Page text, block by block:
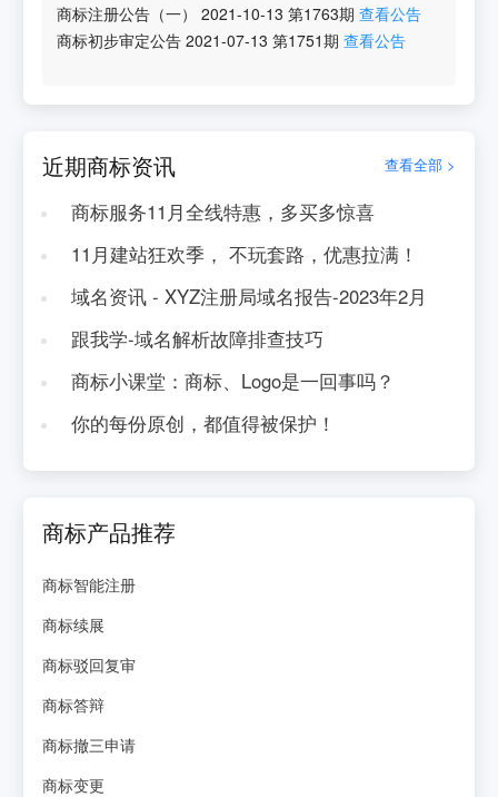
商标注册公告（一）
2021-10-13 第1763期 查看公告
商标初步审定公告 2021-07-13 第1751期 查看公告
近期商标资讯 查看全部 >
商标服务11月全线特惠，多买多惊喜
11月建站狂欢季， 不玩套路，优惠拉满！
域名资讯 - XYZ注册局域名报告-2023年2月
跟我学-域名解析故障排查技巧
商标小课堂：商标、Logo是一回事吗？
你的每份原创，都值得被保护！
商标产品推荐
商标智能注册
商标续展
商标驳回复审
商标答辩
商标撤三申请
商标变更